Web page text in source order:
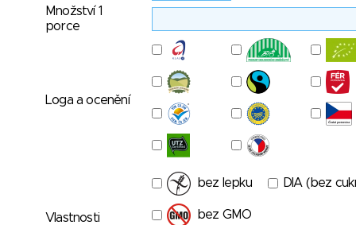
Množství 1
porce
Loga a ocenění
Vlastnosti
bez lepku DIA (bez
bez GMO